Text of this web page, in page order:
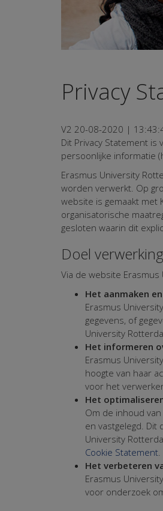
Privacy
V2 20-08-2020 |
Dit Privacy Statement
persoonlijke informatie
Erasmus University
worden verwerkt. Op
website is gemaakt met
organisatorische
gesloten waarin dit
Doel
Via de website
Het aanmaken
Erasmus
gegevens, of
University
Het informeren
Erasmus
hoogte van haar
voor het
Het
Om de inhoud
en vastgelegd.
University
Cookie Statement
Het verbeteren
Erasmus
voor onderzoek